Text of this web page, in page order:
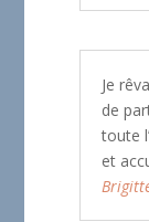
Je
de
toute
et